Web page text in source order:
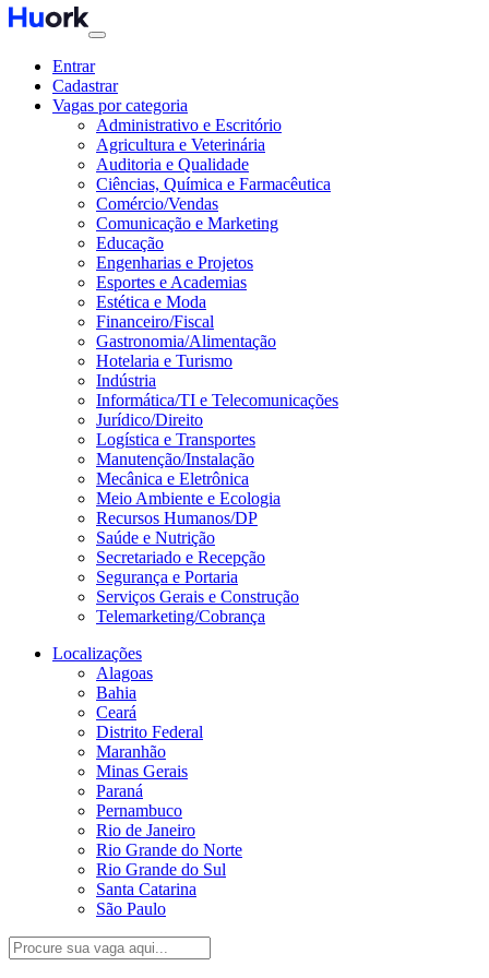
Entrar
Cadastrar
Vagas por categoria
Administrativo e Escritório
Agricultura e Veterinária
Auditoria e Qualidade
Ciências, Química e Farmacêutica
Comércio/Vendas
Comunicação e Marketing
Educação
Engenharias e Projetos
Esportes e Academias
Estética e Moda
Financeiro/Fiscal
Gastronomia/Alimentação
Hotelaria e Turismo
Indústria
Informática/TI e Telecomunicações
Jurídico/Direito
Logística e Transportes
Manutenção/Instalação
Mecânica e Eletrônica
Meio Ambiente e Ecologia
Recursos Humanos/DP
Saúde e Nutrição
Secretariado e Recepção
Segurança e Portaria
Serviços Gerais e Construção
Telemarketing/Cobrança
Localizações
Alagoas
Bahia
Ceará
Distrito Federal
Maranhão
Minas Gerais
Paraná
Pernambuco
Rio de Janeiro
Rio Grande do Norte
Rio Grande do Sul
Santa Catarina
São Paulo